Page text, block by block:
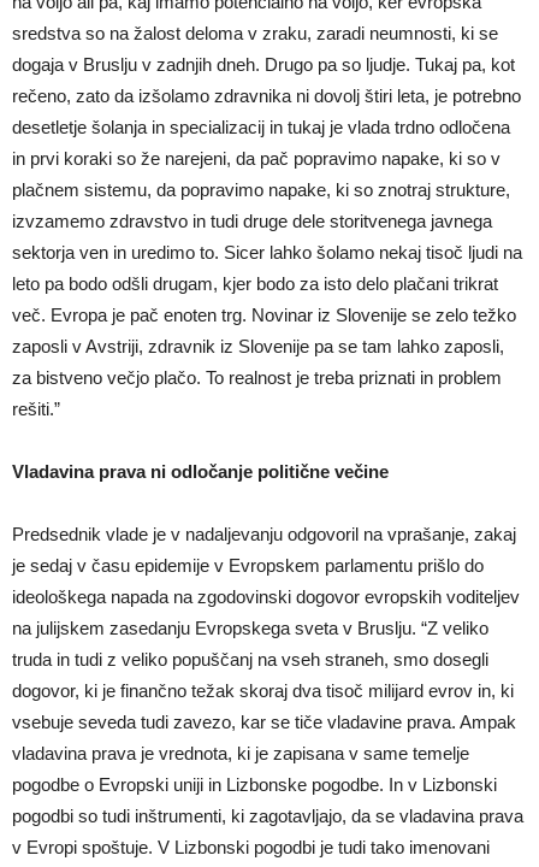
sredstva so na žalost deloma v zraku, zaradi neumnosti, ki se
dogaja v Bruslju v zadnjih dneh. Drugo pa so ljudje. Tukaj pa, kot
rečeno, zato da izšolamo zdravnika ni dovolj štiri leta, je potrebno
desetletje šolanja in specializacij in tukaj je vlada trdno odločena
in prvi koraki so že narejeni, da pač popravimo napake, ki so v
plačnem sistemu, da popravimo napake, ki so znotraj strukture,
izvzamemo zdravstvo in tudi druge dele storitvenega javnega
sektorja ven in uredimo to. Sicer lahko šolamo nekaj tisoč ljudi na
leto pa bodo odšli drugam, kjer bodo za isto delo plačani trikrat
več. Evropa je pač enoten trg. Novinar iz Slovenije se zelo težko
zaposli v Avstriji, zdravnik iz Slovenije pa se tam lahko zaposli,
za bistveno večjo plačo. To realnost je treba priznati in problem
rešiti.”
Vladavina prava ni odločanje politične večine
Predsednik vlade je v nadaljevanju odgovoril na vprašanje, zakaj
je sedaj v času epidemije v Evropskem parlamentu prišlo do
ideološkega napada na zgodovinski dogovor evropskih voditeljev
na julijskem zasedanju Evropskega sveta v Bruslju. “Z veliko
truda in tudi z veliko popuščanj na vseh straneh, smo dosegli
dogovor, ki je finančno težak skoraj dva tisoč milijard evrov in, ki
vsebuje seveda tudi zavezo, kar se tiče vladavine prava. Ampak
vladavina prava je vrednota, ki je zapisana v same temelje
pogodbe o Evropski uniji in Lizbonske pogodbe. In v Lizbonski
pogodbi so tudi inštrumenti, ki zagotavljajo, da se vladavina prava
v Evropi spoštuje. V Lizbonski pogodbi je tudi tako imenovani